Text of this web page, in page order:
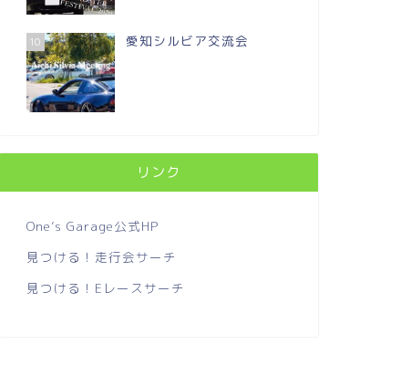
10 愛知シルビア交流会
リンク
One’s Garage公式HP
見つける！走行会サーチ
見つける！Eレースサーチ